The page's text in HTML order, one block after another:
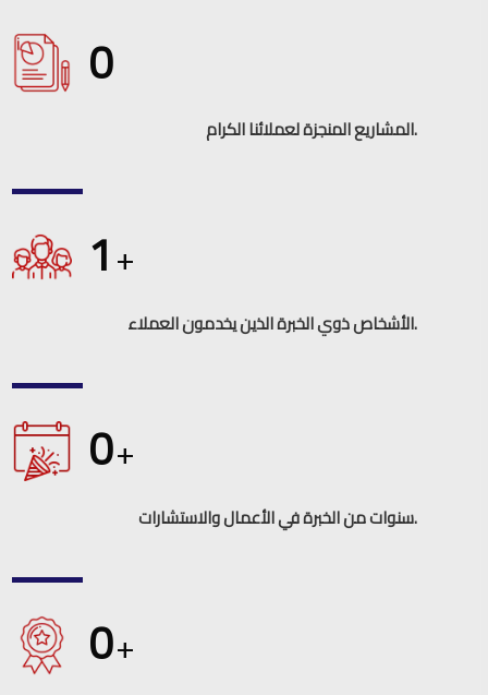
0
المشاريع المنجزة لعملائنا الكرام.
1+
الأشخاص ذوي الخبرة الذين يخدمون العملاء.
0+
سنوات من الخبرة في الأعمال والاستشارات.
0+